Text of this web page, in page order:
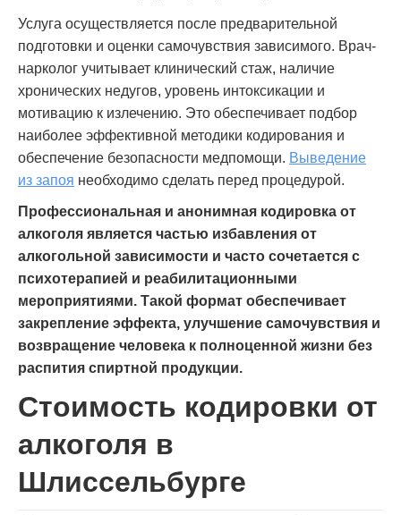
Услуга осуществляется после предварительной
подготовки и оценки самочувствия зависимого. Врач-
нарколог учитывает клинический стаж, наличие
хронических недугов, уровень интоксикации и
мотивацию к излечению. Это обеспечивает подбор
наиболее эффективной методики кодирования и
обеспечение безопасности медпомощи. Выведение
из запоя необходимо сделать перед процедурой.
Профессиональная и анонимная кодировка от
алкоголя является частью избавления от
алкогольной зависимости и часто сочетается с
психотерапией и реабилитационными
мероприятиями. Такой формат обеспечивает
закрепление эффекта, улучшение самочувствия и
возвращение человека к полноценной жизни без
распития спиртной продукции.
Стоимость кодировки от
алкоголя в
Шлиссельбурге